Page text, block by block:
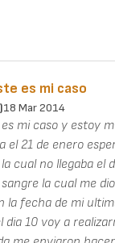
es mi caso
18 Mar 2014
mi caso y estoy
el 21 de enero
cual no llegaba el
la cual me
la fecha de mi
dia 10 voy a